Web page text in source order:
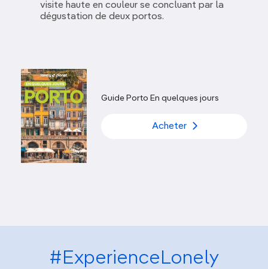
visite haute en couleur se concluant par la
dégustation de deux portos.
Guide Porto En quelques jours
Acheter
#ExperienceLonely